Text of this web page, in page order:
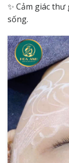
✨ Cảm giác
sống.